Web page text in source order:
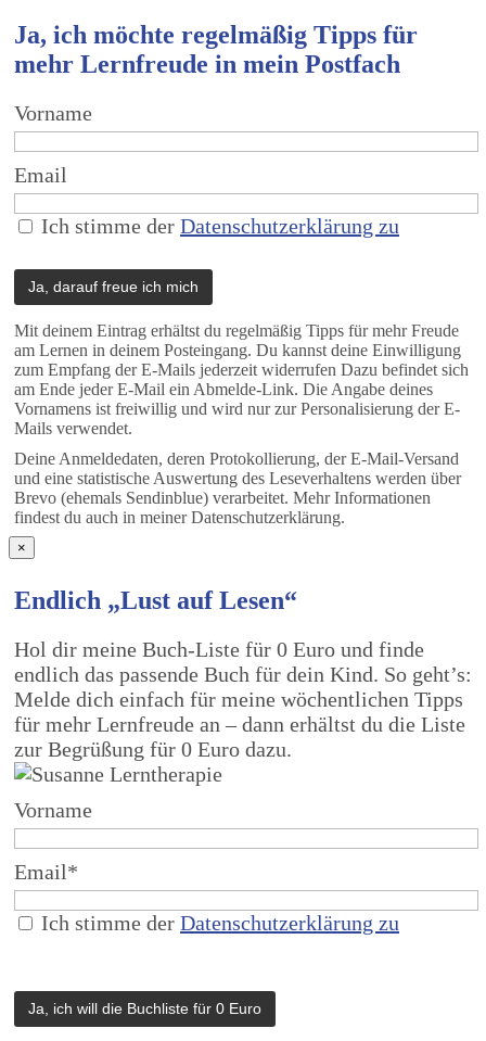
Ja, ich möchte regelmäßig Tipps für
mehr Lernfreude in mein Postfach
Vorname
Email
Ich stimme der Datenschutzerklärung zu
Mit deinem Eintrag erhältst du regelmäßig Tipps für mehr Freude
am Lernen in deinem Posteingang. Du kannst deine Einwilligung
zum Empfang der E-Mails jederzeit widerrufen Dazu befindet sich
am Ende jeder E-Mail ein Abmelde-Link. Die Angabe deines
Vornamens ist freiwillig und wird nur zur Personalisierung der E-
Mails verwendet.
Deine Anmeldedaten, deren Protokollierung, der E-Mail-Versand
und eine statistische Auswertung des Leseverhaltens werden über
Brevo (ehemals Sendinblue) verarbeitet. Mehr Informationen
findest du auch in meiner Datenschutzerklärung.
×
Endlich „Lust auf Lesen“
Hol dir meine Buch-Liste für 0 Euro und finde
endlich das passende Buch für dein Kind. So geht’s:
Melde dich einfach für meine wöchentlichen Tipps
für mehr Lernfreude an – dann erhältst du die Liste
zur Begrüßung für 0 Euro dazu.
Vorname
Email*
Ich stimme der Datenschutzerklärung zu